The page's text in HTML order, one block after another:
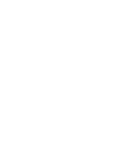
jetzt deine
Trikot